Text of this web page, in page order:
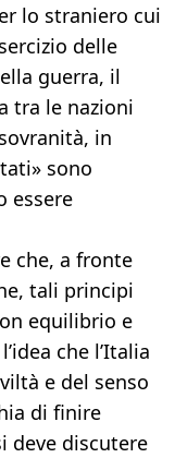
lo straniero cui
delle
guerra, il
tra le nazioni
in
sono
essere
che, a fronte
tali principi
equilibrio e
che l’Italia
e del senso
di finire
deve discutere